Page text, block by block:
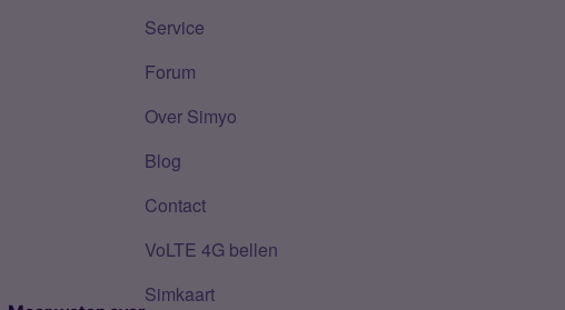
Service
Forum
Over Simyo
Blog
Contact
VoLTE 4G bellen
Simkaart